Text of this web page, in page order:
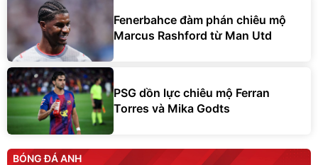
Fenerbahce đàm phán chiêu mộ
Marcus Rashford từ Man Utd
PSG dồn lực chiêu mộ Ferran
Torres và Mika Godts
BÓNG ĐÁ ANH